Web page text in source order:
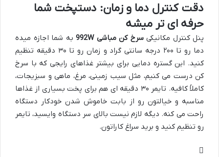
دقت کنترل دما و زمان: دستپخت شما
حرفه ای تر میشه
پنل کنترل مکانیکیسرخ کن مباشی 992W
به شما اجازه میده
دما رو تا ۲۰۰ درجه سانتی گراد و زمان رو تا ۳۰ دقیقه تنظیم
کنید. این گستره دمایی برای بیشتر غذاهای رایجی که با سرخ
کن درست می کنیم، مثل سیب زمینی، مرغ، ماهی و سبزیجات،
کاملاً کافیه. تایمر ۳۰ دقیقه ای هم برای پخت بسیاری از غذاها
مناسبه و خیالتون رو از بابت خاموش شدن خودکار دستگاه
راحت می کنه. دیگه لازم نیست بالای سر دستگاه وایسید، تایمر
رو تنظیم کنید و برید سراغ کاراتون.